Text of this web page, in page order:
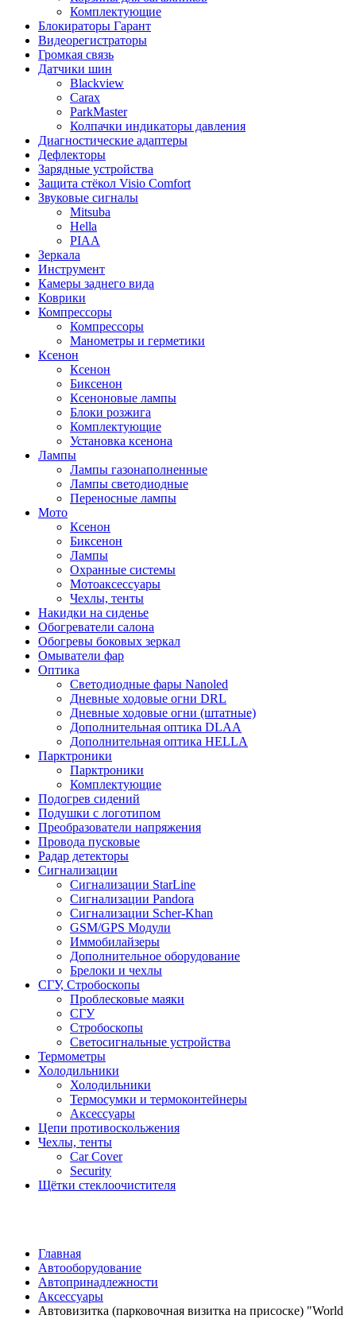
Комплектующие
Блокираторы Гарант
Видеорегистраторы
Громкая связь
Датчики шин
Blackview
Carax
ParkMaster
Колпачки индикаторы давления
Диагностические адаптеры
Дефлекторы
Зарядные устройства
Защита стёкол Visio Comfort
Звуковые сигналы
Mitsuba
Hella
PIAA
Зеркала
Инструмент
Камеры заднего вида
Коврики
Компрессоры
Компрессоры
Манометры и герметики
Ксенон
Ксенон
Биксенон
Ксеноновые лампы
Блоки розжига
Комплектующие
Установка ксенона
Лампы
Лампы газонаполненные
Лампы светодиодные
Переносные лампы
Мото
Ксенон
Биксенон
Лампы
Охранные системы
Мотоаксессуары
Чехлы, тенты
Накидки на сиденье
Обогреватели салона
Обогревы боковых зеркал
Омыватели фар
Оптика
Светодиодные фары Nanoled
Дневные ходовые огни DRL
Дневные ходовые огни (штатные)
Дополнительная оптика DLAA
Дополнительная оптика HELLA
Парктроники
Парктроники
Комплектующие
Подогрев сидений
Подушки с логотипом
Преобразователи напряжения
Провода пусковые
Радар детекторы
Сигнализации
Сигнализации StarLine
Сигнализации Pandora
Сигнализации Scher-Khan
GSM/GPS Модули
Иммобилайзеры
Дополнительное оборудование
Брелоки и чехлы
СГУ, Стробоскопы
Проблесковые маяки
СГУ
Стробоскопы
Светосигнальные устройства
Термометры
Холодильники
Холодильники
Термосумки и термоконтейнеры
Аксессуары
Цепи противоскольжения
Чехлы, тенты
Car Cover
Security
Щётки стеклоочистителя
Главная
Автооборудование
Автопринадлежности
Аксессуары
Автовизитка (парковочная визитка на присоске) "World